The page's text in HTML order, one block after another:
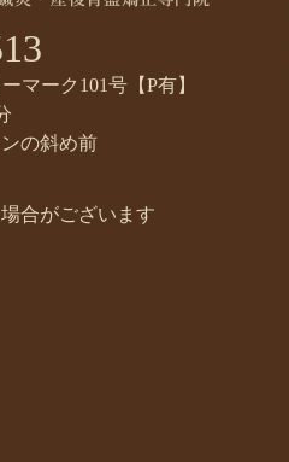
マーク101号【P有】
の斜め前
合がございます